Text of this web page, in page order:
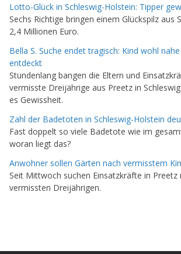
Lotto-Glück in Schleswig-Holstein: Tipper
Sechs Richtige bringen einem Glückspilz aus
2,4 Millionen Euro.
Bella S. Suche endet tragisch: Kind wohl
entdeckt
Stundenlang bangen die Eltern und
vermisste Dreijährige aus Preetz in
es Gewissheit.
Zahl der Badetoten in Schleswig-Holstein
Fast doppelt so viele Badetote wie im
woran liegt das?
Anwohner sollen Gärten nach vermisstem
Seit Mittwoch suchen Einsatzkräfte in Preetz
vermissten Dreijährigen.